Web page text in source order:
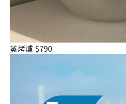
蒸烤爐 $790